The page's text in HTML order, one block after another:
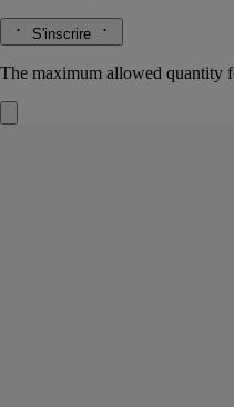
S'inscrire
The maximum allowed quantity